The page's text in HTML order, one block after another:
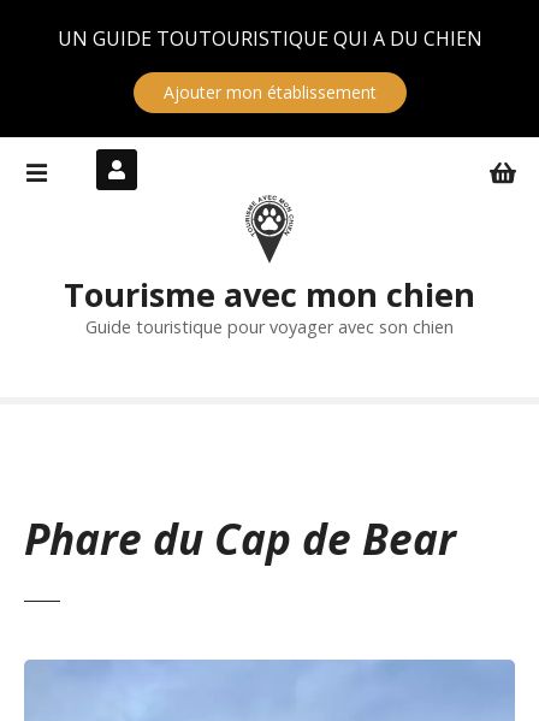
UN GUIDE TOUTOURISTIQUE QUI A DU CHIEN
Ajouter mon établissement
Tourisme avec mon chien
Guide touristique pour voyager avec son chien
Phare du Cap de Bear